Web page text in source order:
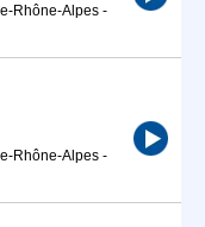
Rhône-Alpes -
Rhône-Alpes -